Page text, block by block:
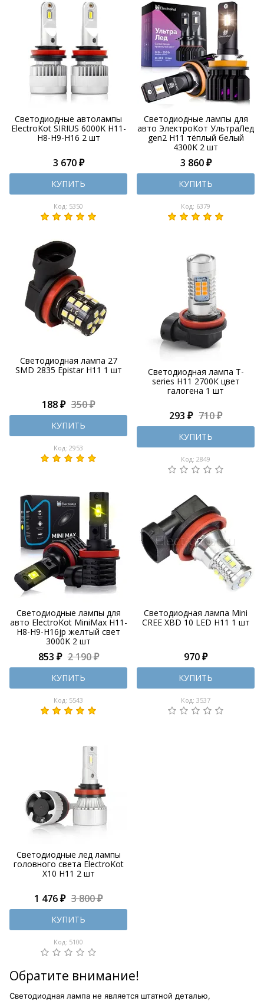
Светодиодные автолампы
ElectroKot SIRIUS 6000K H11-
H8-H9-H16 2 шт
3 670 ₽
КУПИТЬ
Код: 5350
Светодиодные лампы для
авто ЭлектроКот УльтраЛед
gen2 H11 тёплый белый
4300K 2 шт
3 860 ₽
КУПИТЬ
Код: 6379
Светодиодная лампа 27
SMD 2835 Epistar H11 1 шт
188 ₽ 350 ₽
КУПИТЬ
Код: 2953
Светодиодная лампа T-
series H11 2700К цвет
галогена 1 шт
293 ₽ 710 ₽
КУПИТЬ
Код: 2849
Светодиодные лампы для
авто ElectroKot MiniMax H11-
H8-H9-H16jp желтый свет
3000K 2 шт
853 ₽ 2 190 ₽
КУПИТЬ
Код: 5543
Светодиодная лампа Mini
CREE XBD 10 LED H11 1 шт
970 ₽
КУПИТЬ
Код: 3537
Светодиодные лед лампы
головного света ElectroKot
X10 H11 2 шт
1 476 ₽ 3 800 ₽
КУПИТЬ
Код: 5100
Обратите внимание!
Светодиодная лампа не является штатной деталью,